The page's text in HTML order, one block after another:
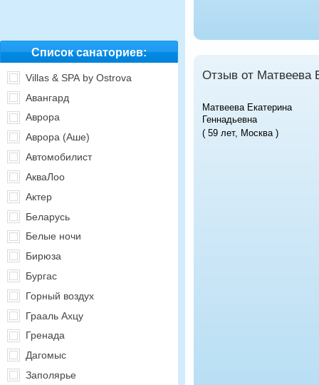
Список санаториев:
Villas & SPA by Ostrova
Авангард
Аврора
Аврора (Аше)
Автомобилист
АкваЛоо
Актер
Беларусь
Белые ночи
Бирюза
Бургас
Горный воздух
Грааль Ахцу
Гренада
Дагомыс
Заполярье
Отзыв от Матвеева
Матвеева Екатерина
Геннадьевна
( 59 лет, Москва )